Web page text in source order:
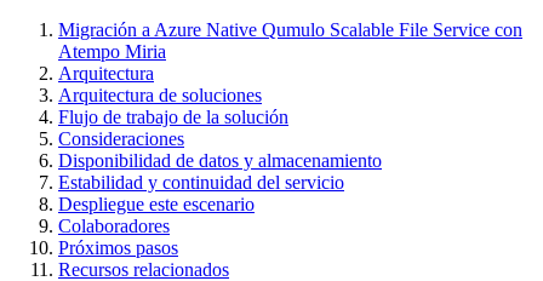
Migración a Azure Native Qumulo Scalable File Service con
Atempo Miria
Arquitectura
Arquitectura de soluciones
Flujo de trabajo de la solución
Consideraciones
Disponibilidad de datos y almacenamiento
Estabilidad y continuidad del servicio
Despliegue este escenario
Colaboradores
Próximos pasos
Recursos relacionados